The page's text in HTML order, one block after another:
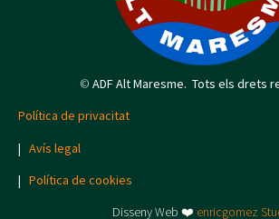
© ADF Alt Maresme. Tots els drets
Política de privacitat
| Avís legal
| Política de cookies
Disseny Web ❤️ enricgomez